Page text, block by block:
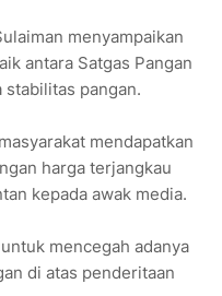
menyampaikan
antara Satgas Pangan
stabilitas pangan.
mendapatkan
harga terjangkau
kepada awak media.
mencegah adanya
di atas penderitaan